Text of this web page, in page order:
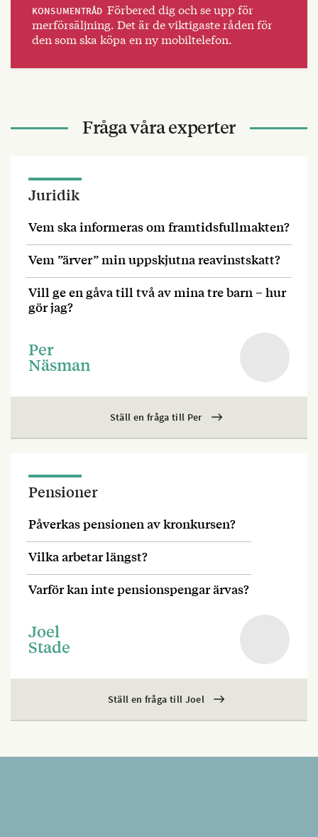
KONSUMENTRÅD Förbered dig och se upp för
merförsäljning. Det är de viktigaste råden för
den som ska köpa en ny mobiltelefon.
Fråga våra experter
Juridik
Vem ska informeras om framtidsfullmakten?
Vem ”ärver” min uppskjutna reavinstskatt?
Vill ge en gåva till två av mina tre barn – hur
gör jag?
Per
Näsman
Ställ en fråga till Per
Pensioner
Påverkas pensionen av kronkursen?
Vilka arbetar längst?
Varför kan inte pensionspengar ärvas?
Joel
Stade
Ställ en fråga till Joel